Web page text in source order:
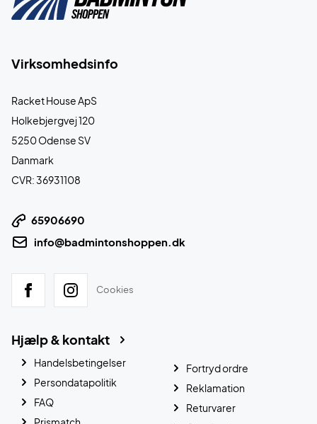
Virksomhedsinfo
Racket House ApS
Holkebjergvej 120
5250 Odense SV
Danmark
CVR: 36931108
65906690
info@badmintonshoppen.dk
Cookies
Hjælp & kontakt
Handelsbetingelser
Persondatapolitik
FAQ
Fortryd ordre
Reklamation
Returvarer